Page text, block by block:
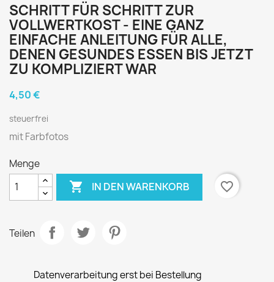
SCHRITT FÜR SCHRITT ZUR
VOLLWERTKOST - EINE GANZ
EINFACHE ANLEITUNG FÜR ALLE,
DENEN GESUNDES ESSEN BIS JETZT
ZU KOMPLIZIERT WAR
4,50 €
steuerfrei
mit Farbfotos
Menge
 IN DEN WARENKORB favorite_border
Teilen
Datenverarbeitung erst bei Bestellung